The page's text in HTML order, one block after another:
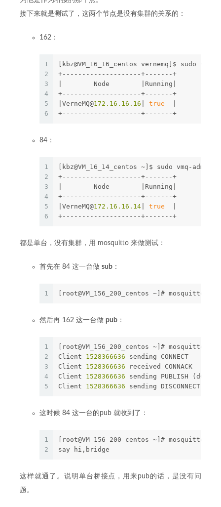
接下来就是测试了，这两个节点是没有集群的关系的：
162：
1
2
3
4
5
6
[kbz@VM_16_16_centos vernemq]$ sudo
+--------------------+-------+
|        Node        |Running|
+--------------------+-------+
|VerneMQ@172.16 .16 .16 true
+--------------------+-------+
84：
1
2
3
4
5
6
[kbz@VM_16_14_centos ~]$ sudo vmq-admin
+--------------------+-------+
|        Node        |Running|
+--------------------+-------+
|VerneMQ@172.16 .16 .14 true
+--------------------+-------+
都是单台，没有集群，用 mosquitto 来做测试：
首先在 84 这一台做 sub ：
1 [root@VM_156_200_centos ~]#
然后再 162 这一台做 pub ：
1
2
3
4
5
[root@VM_156_200_centos ~]#
Client 1528366636 sending CONNECT
Client 1528366636 received CONNACK
Client 1528366636 sending PUBLISH (d0,
Client 1528366636 sending DISCONNECT
这时候 84 这一台的pub 就收到了：
1
2
[root@VM_156_200_centos ~]#
say hi,bridge
这样就通了。说明单台桥接点，用来pub的话，是没有问
题。